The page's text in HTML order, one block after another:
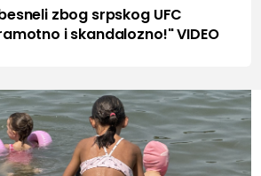
zbog srpskog UFC
i skandalozno!" VIDEO